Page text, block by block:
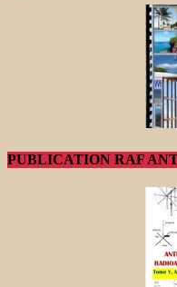
PUBLICATION RAF